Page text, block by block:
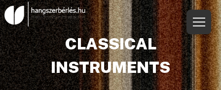
CLASSICAL
INSTRUMENTS